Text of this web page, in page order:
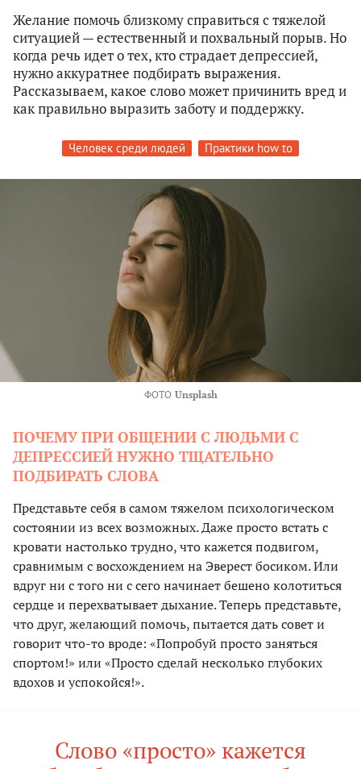
Желание помочь близкому справиться с тяжелой
ситуацией — естественный и похвальный порыв. Но
когда речь идет о тех, кто страдает депрессией,
нужно аккуратнее подбирать выражения.
Рассказываем, какое слово может причинить вред и
как правильно выразить заботу и поддержку.
Человек среди людей Практики how to
ФОТО Unsplash
ПОЧЕМУ ПРИ ОБЩЕНИИ С ЛЮДЬМИ С
ДЕПРЕССИЕЙ НУЖНО ТЩАТЕЛЬНО
ПОДБИРАТЬ СЛОВА
Представьте себя в самом тяжелом психологическом
состоянии из всех возможных. Даже просто встать с
кровати настолько трудно, что кажется подвигом,
сравнимым с восхождением на Эверест босиком. Или
вдруг ни с того ни с сего начинает бешено колотиться
сердце и перехватывает дыхание. Теперь представьте,
что друг, желающий помочь, пытается дать совет и
говорит что-то вроде: «Попробуй просто заняться
спортом!» или «Просто сделай несколько глубоких
вдохов и успокойся!».
Слово «просто» кажется